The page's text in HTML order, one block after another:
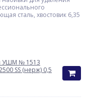
сталь, хвостовик 6,35
УШМ № 1513
SS (нерж) 0,5